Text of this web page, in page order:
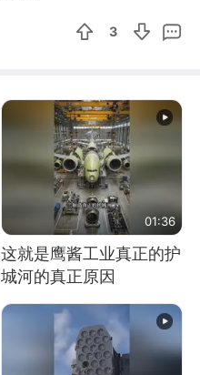
3
01:36
这就是鹰酱工业真正的护
城河的真正原因